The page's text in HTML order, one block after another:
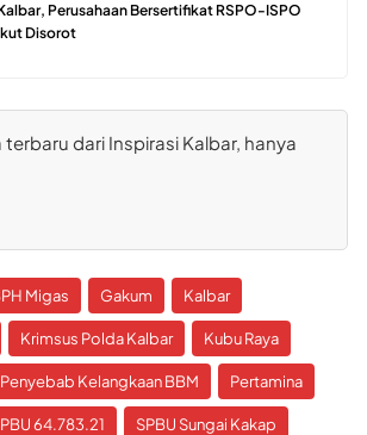
Perusahaan Bersertifikat RSPO-ISPO
Disorot
terbaru dari Inspirasi Kalbar, hanya
Migas Gakum Kalbar
Krimsus Polda Kalbar Kubu Raya
Penyebab Kelangkaan BBM Pertamina
64.783.21 SPBU Sungai Kakap